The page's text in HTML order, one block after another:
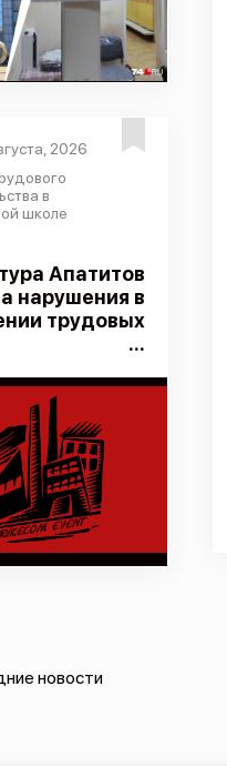
2026
в
школе
Апатитов
нарушения в
трудовых
...
новости